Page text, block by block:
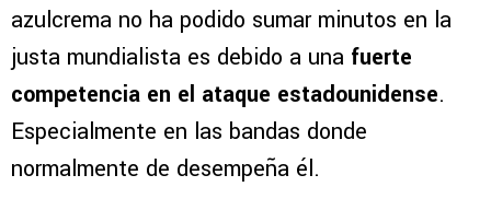
azulcrema no ha podido sumar minutos en la
justa mundialista es debido a una fuerte
competencia en el ataque estadounidense.
Especialmente en las bandas donde
normalmente de desempeña él.